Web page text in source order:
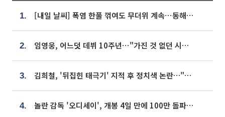
1. [내일 날씨] 폭염 한풀 꺾여도 무더위 계속⋯동해안 이틀 연속 비
2. 임영웅, 어느덧 데뷔 10주년⋯"가진 것 없던 시절, 내 앞엔 20명의 팬뿐"
3. 김희철, '뒤집힌 태극기' 지적 후 정치색 논란…"좌우 떠나 우리나라 국기"
4. 놀란 감독 '오디세이', 개봉 4일 만에 100만 돌파⋯'왕사남' 보다 빠르다